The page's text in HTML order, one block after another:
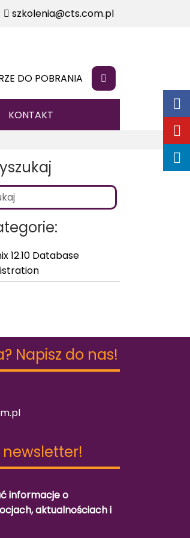
szkolenia@cts.com.pl
DO POBRANIA
KONTAKT
12.10 Database
Napisz do nas!
newsletter!
informacje o
aktualnościach i